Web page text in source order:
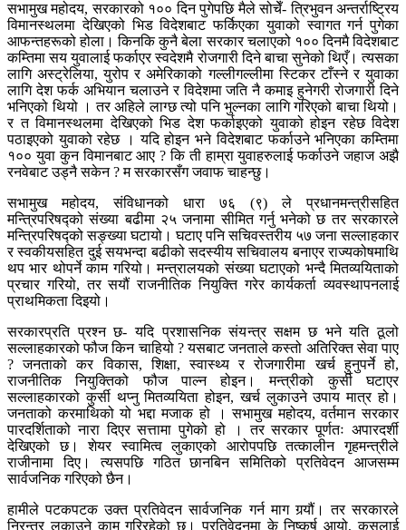
सभामुख महोदय, सरकारको १०० दिन पुगेपछि मैले सोचेँ- त्रिभुवन अन्तर्राष्ट्रिय
विमानस्थलमा देखिएको भिड विदेशबाट फर्किएका युवाको स्वागत गर्न पुगेका
आफन्तहरूको होला। किनकि कुनै बेला सरकार चलाएको १०० दिनमै विदेशबाट
कम्तिमा सय युवालाई फर्काएर स्वदेशमै रोजगारी दिने बाचा सुनेको थिएँ। त्यसका
लागि अस्ट्रेलिया, युरोप र अमेरिकाको गल्लीगल्लीमा स्टिकर टाँस्ने र युवाका
लागि देश फर्क अभियान चलाउने र विदेशमा जति नै कमाइ हुनेगरी रोजगारी दिने
भनिएको थियो । तर अहिले लाग्छ त्यो पनि भुल्नका लागि गरिएको बाचा थियो।
र त विमानस्थलमा देखिएको भिड देश फर्काइएको युवाको होइन रहेछ विदेश
पठाइएको युवाको रहेछ । यदि होइन भने विदेशबाट फर्काउने भनिएका कम्तिमा
१०० युवा कुन विमानबाट आए ? कि ती हाम्रा युवाहरुलाई फर्काउने जहाज अझै
रनवेबाट उड्नै सकेन ? म सरकारसँग जवाफ चाहन्छु।
सभामुख महोदय, संविधानको धारा ७६ (९) ले प्रधानमन्त्रीसहित
मन्त्रिपरिषद्को संख्या बढीमा २५ जनामा सीमित गर्नु भनेको छ तर सरकारले
मन्त्रिपरिषद्को सङ्ख्या घटायो। घटाए पनि सचिवस्तरीय ५७ जना सल्लाहकार
र स्वकीयसहित दुई सयभन्दा बढीको सदस्यीय सचिवालय बनाएर राज्यकोषमाथि
थप भार थोपर्ने काम गरियो। मन्त्रालयको संख्या घटाएको भन्दै मितव्ययिताको
प्रचार गरियो, तर सयौं राजनीतिक नियुक्ति गरेर कार्यकर्ता व्यवस्थापनलाई
प्राथमिकता दिइयो।
सरकारप्रति प्रश्न छ- यदि प्रशासनिक संयन्त्र सक्षम छ भने यति ठूलो
सल्लाहकारको फौज किन चाहियो ? यसबाट जनताले कस्तो अतिरिक्त सेवा पाए
? जनताको कर विकास, शिक्षा, स्वास्थ्य र रोजगारीमा खर्च हुनुपर्ने हो,
राजनीतिक नियुक्तिको फौज पाल्न होइन। मन्त्रीको कुर्सी घटाएर
सल्लाहकारको कुर्सी थप्नु मितव्ययिता होइन, खर्च लुकाउने उपाय मात्र हो।
जनताको करमाथिको यो भद्दा मजाक हो । सभामुख महोदय, वर्तमान सरकार
पारदर्शिताको नारा दिएर सत्तामा पुगेको हो । तर सरकार पूर्णतः अपारदर्शी
देखिएको छ। शेयर स्वामित्व लुकाएको आरोपपछि तत्कालीन गृहमन्त्रीले
राजीनामा दिए। त्यसपछि गठित छानबिन समितिको प्रतिवेदन आजसम्म
सार्वजनिक गरिएको छैन।
हामीले पटकपटक उक्त प्रतिवेदन सार्वजनिक गर्न माग गर्‍यौं। तर सरकारले
निरन्तर लुकाउने काम गरिरहेको छ। प्रतिवेदनमा के निष्कर्ष आयो, कसलाई